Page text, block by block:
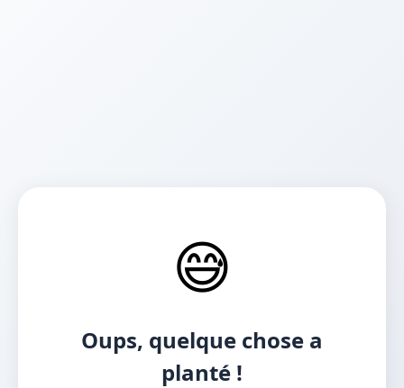
😅
Oups, quelque chose a
planté !